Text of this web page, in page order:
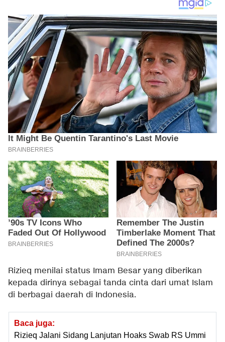
Rizieq menilai status Imam Besar yang diberikan
kepada dirinya sebagai tanda cinta dari umat Islam
di berbagai daerah di Indonesia.
Baca juga:
Rizieq Jalani Sidang Lanjutan Hoaks Swab RS Ummi